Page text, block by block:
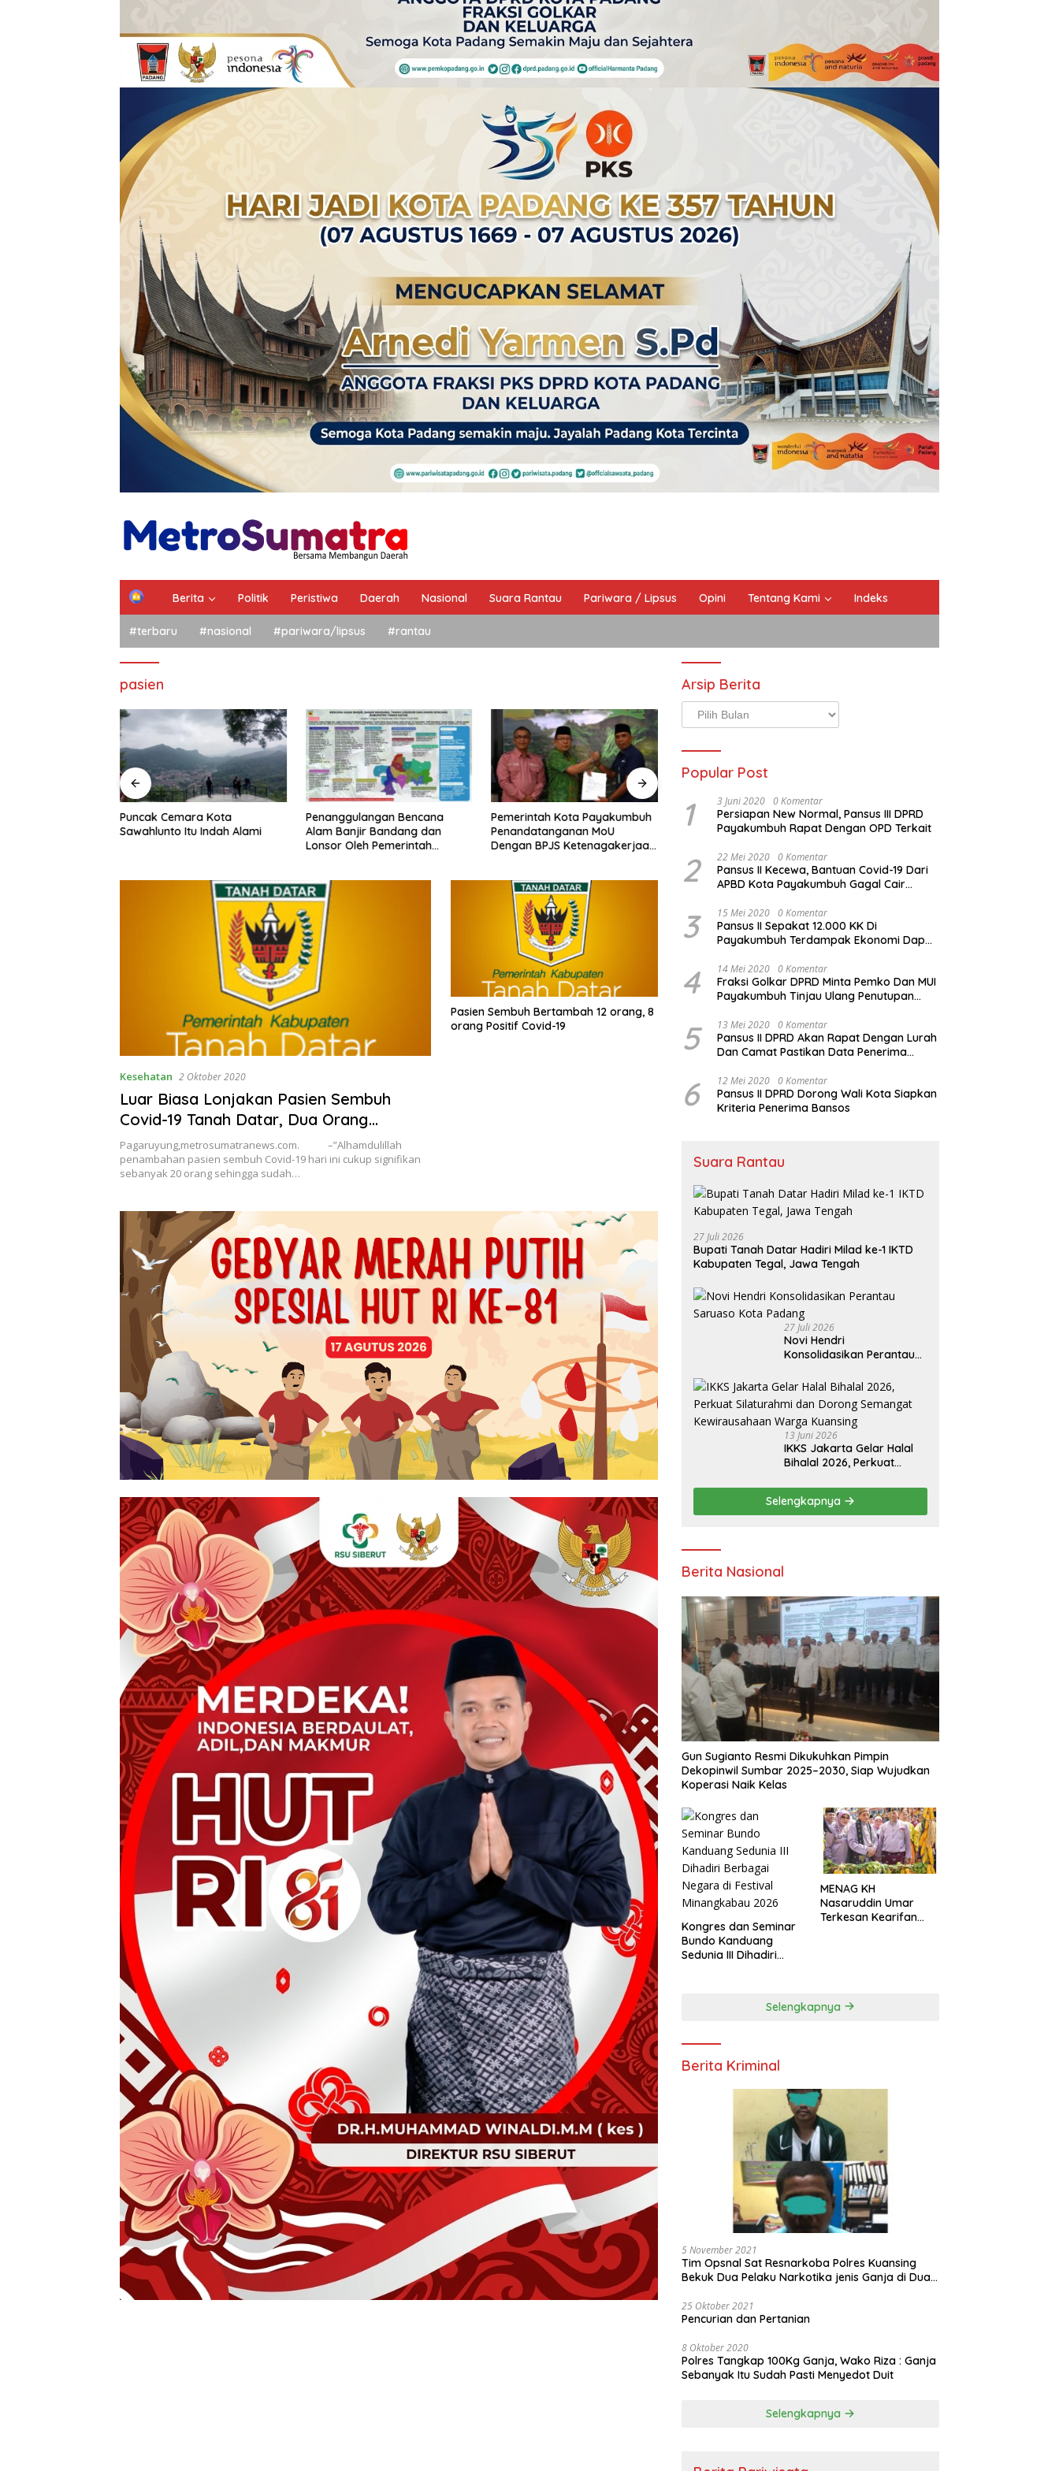
Berita Politik Peristiwa Daerah Nasional Suara Rantau Pariwara / Lipsus Opini Tentang Kami Indeks
#terbaru #nasional #pariwara/lipsus #rantau
pasien
Puncak Cemara Kota
Sawahlunto Itu Indah Alami
Penanggulangan Bencana
Alam Banjir Bandang dan
Lonsor Oleh Pemerintah
Pemerintah Kota Payakumbuh
Penandatanganan MoU
Dengan BPJS Ketenagakerjaan
Propemperda Kabupaten
Tanah Datar Disetujui
DPRD Sampaikan Keputusan
Terhadap LKPj Bupati Tanah
Kesehatan 2 Oktober 2020
Luar Biasa Lonjakan Pasien Sembuh
Covid-19 Tanah Datar, Dua Orang
Terkonfirmasi Positif
Pagaruyung,metrosumatranews.com. –”Alhamdulillah
penambahan pasien sembuh Covid-19 hari ini cukup signifikan
sebanyak 20 orang sehingga sudah…
Pasien Sembuh Bertambah 12 orang, 8
orang Positif Covid-19
Arsip Berita
Arsip
Berita
Popular Post
1 3 Juni 2020 0 Komentar
Persiapan New Normal, Pansus III DPRD
Payakumbuh Rapat Dengan OPD Terkait
2 22 Mei 2020 0 Komentar
Pansus II Kecewa, Bantuan Covid-19 Dari
APBD Kota Payakumbuh Gagal Cair
3 15 Mei 2020 0 Komentar
Pansus II Sepakat 12.000 KK Di
Payakumbuh Terdampak Ekonomi Dapat
4 14 Mei 2020 0 Komentar
Fraksi Golkar DPRD Minta Pemko Dan MUI
Payakumbuh Tinjau Ulang Penutupan
5 13 Mei 2020 0 Komentar
Pansus II DPRD Akan Rapat Dengan Lurah
Dan Camat Pastikan Data Penerima
6 12 Mei 2020 0 Komentar
Pansus II DPRD Dorong Wali Kota Siapkan
Kriteria Penerima Bansos
Suara Rantau
27 Juli 2026
Bupati Tanah Datar Hadiri Milad ke-1 IKTD
Kabupaten Tegal, Jawa Tengah
27 Juli 2026
Novi Hendri
Konsolidasikan Perantau
13 Juni 2026
IKKS Jakarta Gelar Halal
Bihalal 2026, Perkuat
Semangat Kewirausahaan
Warga Kuansing
Selengkapnya
Berita Nasional
Gun Sugianto Resmi Dikukuhkan Pimpin
Dekopinwil Sumbar 2025–2030, Siap Wujudkan
Koperasi Naik Kelas
Kongres dan Seminar
Bundo Kanduang
Sedunia III Dihadiri
MENAG KH
Nasaruddin Umar
Terkesan Kearifan
Selengkapnya
Berita Kriminal
5 November 2021
Tim Opsnal Sat Resnarkoba Polres Kuansing
Bekuk Dua Pelaku Narkotika jenis Ganja di Dua
25 Oktober 2021
Pencurian dan Pertanian
8 Oktober 2020
Polres Tangkap 100Kg Ganja, Wako Riza : Ganja
Sebanyak Itu Sudah Pasti Menyedot Duit
Selengkapnya